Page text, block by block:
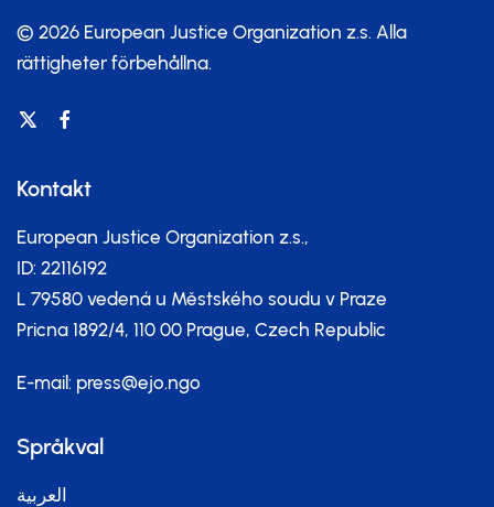
© 2026 European Justice Organization z.s. Alla
rättigheter förbehållna.
Kontakt
European Justice Organization z.s.,
ID: 22116192
L 79580 vedená u Městského soudu v Praze
Pricna 1892/4, 110 00 Prague, Czech Republic
E-mail: press@ejo.ngo
Språkval
العربية